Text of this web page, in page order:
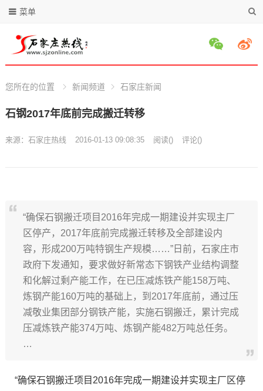
菜单
您所在的位置 新闻频道 石家庄新闻
石钢2017年底前完成搬迁转移
来源： 石家庄热线 2016-01-13 09:08:35 阅读() 评论()
“确保石钢搬迁项目2016年完成一期建设并实现主厂
区停产，2017年底前完成搬迁转移及全部建设内
容，形成200万吨特钢生产规模……”日前，石家庄市
政府下发通知，要求做好新常态下钢铁产业结构调整
和化解过剩产能工作，在已压减炼铁产能158万吨、
炼钢产能160万吨的基础上，到2017年底前，通过压
减敬业集团部分钢铁产能，实施石钢搬迁，累计完成
压减炼铁产能374万吨、炼钢产能482万吨总任务。
…
“确保石钢搬迁项目2016年完成一期建设并实现主厂区停